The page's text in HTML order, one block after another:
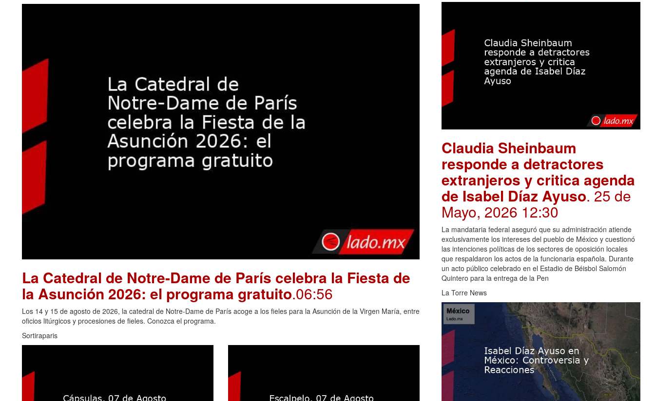
La Catedral de Notre-Dame de París celebra la Fiesta de
la Asunción 2026: el programa gratuito.06:56
Los 14 y 15 de agosto de 2026, la catedral de Notre-Dame de París acoge a los fieles para la Asunción de la Virgen María, entre
oficios litúrgicos y procesiones de fieles. Conozca el programa.
Sortiraparis
Claudia Sheinbaum
responde a detractores
extranjeros y critica agenda
de Isabel Díaz Ayuso. 25 de
Mayo, 2026 12:30
La mandataria federal aseguró que su administración atiende
exclusivamente los intereses del pueblo de México y cuestionó
las intenciones políticas de los sectores de oposición locales
que respaldaron los actos de la funcionaria española. Durante
un acto público celebrado en el Estadio de Béisbol Salomón
Quintero para la entrega de la Pen
La Torre News